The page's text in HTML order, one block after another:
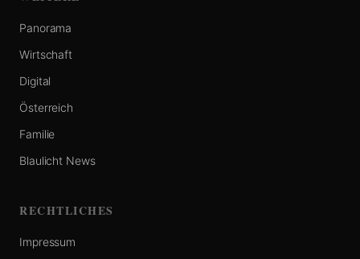
Panorama
Wirtschaft
Digital
Österreich
Familie
Blaulicht News
RECHTLICHES
Impressum